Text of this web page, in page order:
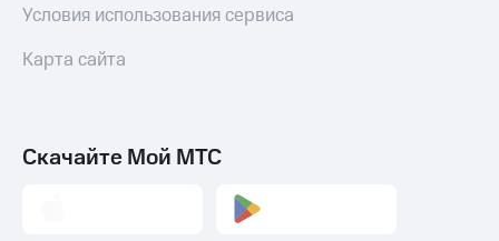
Условия использования сервиса
Карта сайта
Скачайте Мой МТС